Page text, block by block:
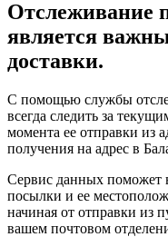
Отслеживание
является
доставки.
С помощью службы
всегда следить за
момента ее отправки из
получения на адрес в
Сервис данных поможет
посылки и ее
начиная от отправки из
вашем почтовом